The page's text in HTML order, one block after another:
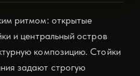
ритмом: открытые
и центральный остров
композицию. Стойки
задают строгую